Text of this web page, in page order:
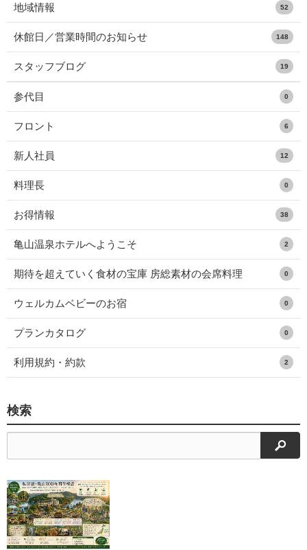
地域情報 52
休館日／営業時間のお知らせ 148
スタッフブログ 19
参代目 0
フロント 6
新人社員 12
料理長 0
お得情報 38
亀山温泉ホテルへようこそ 2
期待を超えていく食材の宝庫 房総素材の会席料理 0
ウェルカムベビーのお宿 0
プランカタログ 0
利用規約・約款 2
検索
検索